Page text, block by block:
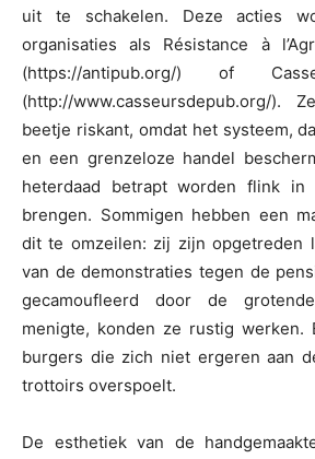
uit te schakelen. Deze acties
organisaties als Résistance à
(https://antipub.org/) of
(http://www.casseursdepub.org/).
beetje riskant, omdat het systeem,
en een grenzeloze handel
heterdaad betrapt worden flink in
brengen. Sommigen hebben een
dit te omzeilen: zij zijn opgetreden
van de demonstraties tegen de
gecamoufleerd door de
menigte, konden ze rustig werken.
burgers die zich niet ergeren aan
trottoirs overspoelt.
De esthetiek van de